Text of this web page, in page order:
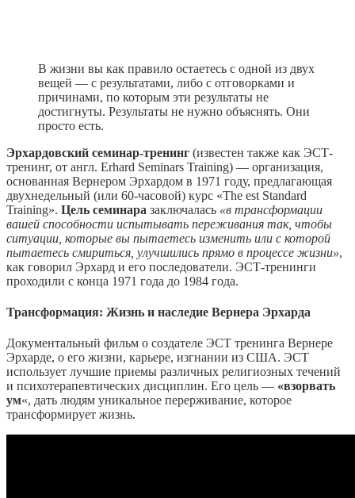
В жизни вы как правило остаетесь с одной из двух
вещей — с результатами, либо с отговорками и
причинами, по которым эти результаты не
достигнуты. Результаты не нужно объяснять. Они
просто есть.
Эрхардовский семинар-тренинг (известен также как ЭСТ-
тренинг, от англ. Erhard Seminars Training) — организация,
основанная Вернером Эрхардом в 1971 году, предлагающая
двухнедельный (или 60-часовой) курс «The est Standard
Training». Цель семинара заключалась «в трансформации
вашей способности испытывать переживания так, чтобы
ситуации, которые вы пытаетесь изменить или с которой
пытаетесь смириться, улучшились прямо в процессе жизни»,
как говорил Эрхард и его последователи. ЭСТ-тренинги
проходили с конца 1971 года до 1984 года.
Трансформация: Жизнь и наследие Вернера Эрхарда
Документальный фильм о создателе ЭСТ тренинга Вернере
Эрхарде, о его жизни, карьере, изгнании из США. ЭСТ
использует лучшие приемы различных религиозных течений
и психотерапевтических дисциплин. Его цель — «взорвать
ум«, дать людям уникальное перерживание, которое
трансформирует жизнь.